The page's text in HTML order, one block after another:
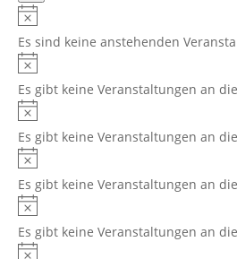
Veranstaltungen,
Es sind keine anstehenden
Es gibt keine Veranstaltungen an
Es gibt keine Veranstaltungen an
Es gibt keine Veranstaltungen an
Es gibt keine Veranstaltungen an